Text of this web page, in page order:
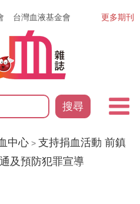
台灣血液基金會
搜尋
更多期刊
中心 >支持捐血活動 前鎮
及預防犯罪宣導